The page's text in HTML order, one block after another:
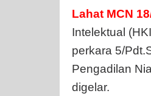
Lahat MCN
Intelektual
perkara 5/
Pengadilan
digelar.